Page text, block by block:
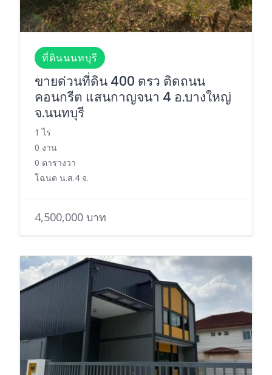
ที่ดินนนทบุรี
ขายด่วนที่ดิน 400 ตรว ติดถนน
คอนกรีต แสนกาญจนา 4 อ.บางใหญ่
จ.นนทบุรี
1 ไร่
0 งาน
0 ตารางวา
โฉนด น.ส.4 จ.
4,500,000 บาท